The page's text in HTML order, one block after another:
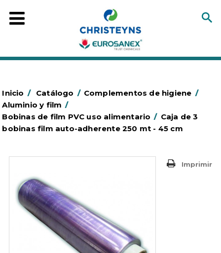
Inicio / Catálogo / Complementos de higiene /
Aluminio y film /
Bobinas de film PVC uso alimentario / Caja de 3
bobinas film auto-adherente 250 mt - 45 cm
Imprimir